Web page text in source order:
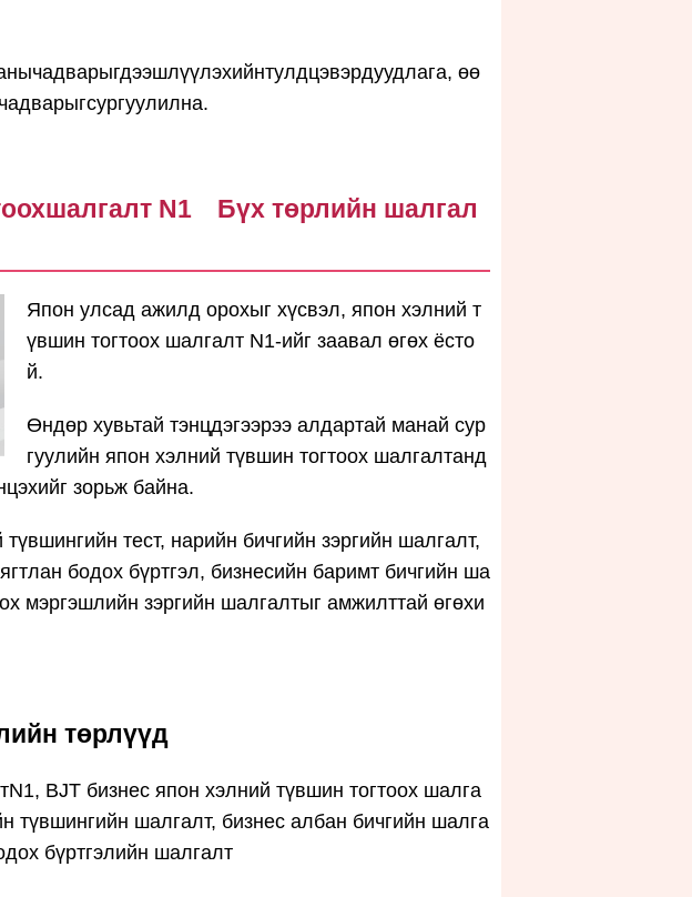
өө
N1 Бүх төрлийн шалгал
Япон улсад ажилд орохыг хүсвэл, япон хэлний т
үвшин тогтоох шалгалт N1-ийг заавал өгөх ёсто
й.
Өндөр хувьтай тэнцдэгээрээ алдартай манай сур
гуулийн япон хэлний түвшин тогтоох шалгалтанд
зорьж байна.
тест, нарийн бичгийн зэргийн шалгалт,
бодох бүртгэл, бизнесийн баримт бичгийн ша
мэргэшлийн зэргийн шалгалтыг амжилттай өгөхи
төрлүүд
BJT бизнес япон хэлний түвшин тогтоох шалга
түвшингийн шалгалт, бизнес албан бичгийн шалга
бүртгэлийн шалгалт